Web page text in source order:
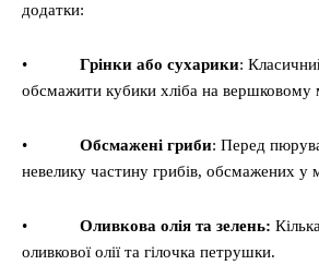
додатки:
• Грінки або сухарики:
обсмажити кубики хліба на вершковому
• Обсмажені гриби: Перед
невелику частину грибів, обсмажених у
• Оливкова олія та зелень:
оливкової олії та гілочка петрушки.